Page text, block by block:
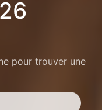
pour trouver une